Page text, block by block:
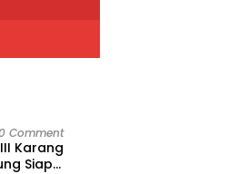
Comment
Karang
Siap